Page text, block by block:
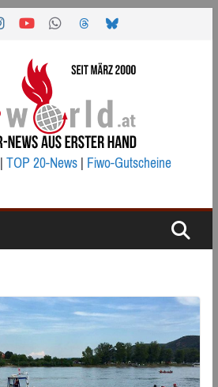
|TOP 20-News|Fiwo-Gutscheine